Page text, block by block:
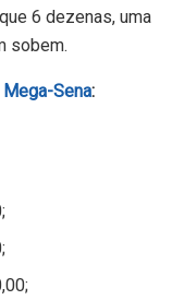
6 dezenas, uma
sobem.
Mega-Sena: